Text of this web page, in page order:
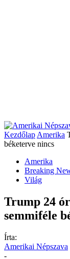
Kezdőlap Amerika
béketerve nincs
Amerika
Breaking
Világ
Trump 24
semmiféle
Írta:
Amerikai Népszava
-